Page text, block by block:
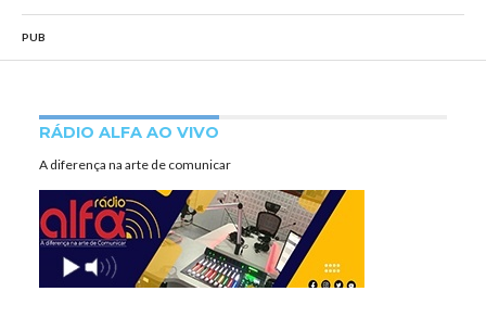
PUB
RÁDIO ALFA AO VIVO
A diferença na arte de comunicar